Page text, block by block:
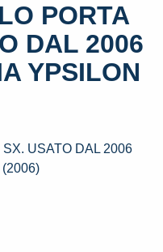
PORTA
DAL 2006
YPSILON
USATO DAL 2006